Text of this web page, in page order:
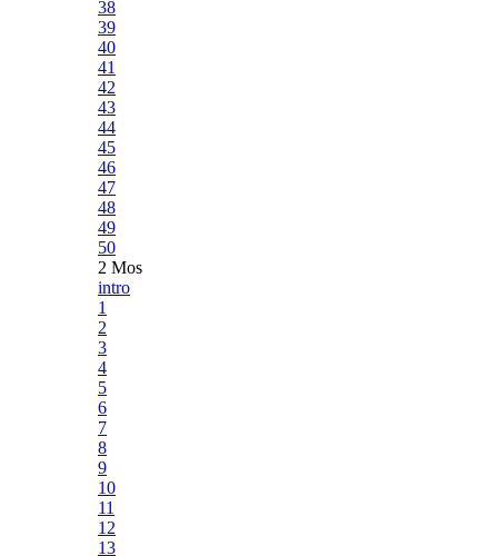
38
39
40
41
42
43
44
45
46
47
48
49
50
2 Mos
intro
1
2
3
4
5
6
7
8
9
10
11
12
13